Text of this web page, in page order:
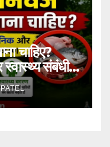
चाहिए?
स्वास्थ्य संबंधी